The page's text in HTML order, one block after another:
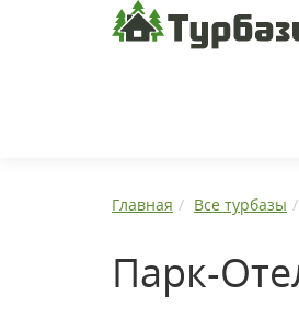
Главная Все турбазы
Парк-